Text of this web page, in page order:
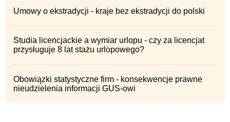
Umowy o ekstradycji - kraje bez ekstradycji do polski
Studia licencjackie a wymiar urlopu - czy za licencjat
przysługuje 8 lat stażu urlopowego?
Obowiązki statystyczne firm - konsekwencje prawne
nieudzielenia informacji GUS-owi